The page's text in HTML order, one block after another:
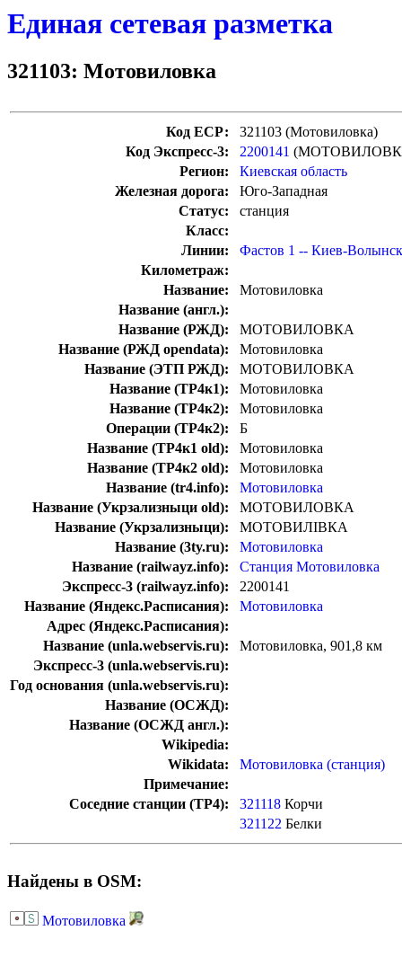
Единая сетевая разметка
321103: Мотовиловка
Код ЕСР:
321103 (Мотовиловка)
Код Экспресс-3:
2200141
Регион:
Киевская область
Железная дорога:
Юго-Западная
Статус:
станция
Класс:
Линии:
Фастов 1 -- Киев-
Километраж:
Название:
Мотовиловка
Название (англ.):
Название (РЖД):
МОТОВИЛОВКА
Название (РЖД opendata):
Мотовиловка
Название (ЭТП РЖД):
МОТОВИЛОВКА
Название (ТР4к1):
Мотовиловка
Название (ТР4к2):
Мотовиловка
Операции (ТР4к2):
Б
Название (ТР4к1 old):
Мотовиловка
Название (ТР4к2 old):
Мотовиловка
Название (tr4.info):
Мотовиловка
Название (Укрзализныци old):
МОТОВИЛОВКА
Название (Укрзализныци):
МОТОВИЛІВКА
Название (3ty.ru):
Мотовиловка
Название (railwayz.info):
Станция Мотовиловка
Экспресс-3 (railwayz.info):
2200141
Название (Яндекс.Расписания):
Мотовиловка
Адрес (Яндекс.Расписания):
Название (unla.webservis.ru):
Мотовиловка, 901,8 км
Экспресс-3 (unla.webservis.ru):
Год основания (unla.webservis.ru):
Название (ОСЖД):
Название (ОСЖД англ.):
Wikipedia:
Wikidata:
Мотовиловка (станция)
Примечание:
Соседние станции (ТР4):
321118 Корчи
321122 Белки
Найдены в OSM:
Мотовиловка